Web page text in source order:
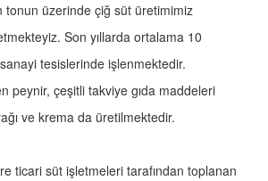
tonun üzerinde çiğ süt üretimimiz
Son yıllarda ortalama 10
tesislerinde işlenmektedir.
peynir, çeşitli takviye gıda maddeleri
ve krema da üretilmektedir.
ticari süt işletmeleri tarafından toplanan